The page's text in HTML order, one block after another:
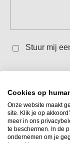
Stuur mij
Deze gegevens
maken van een
Humanitas. Wil
Cookies op
Onze website maakt
site. Klik je op
meer in ons
te beschermen. In de
ondernemen om je